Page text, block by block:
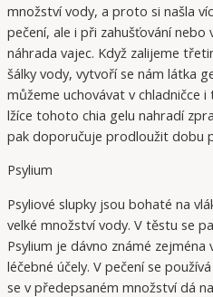
množství vody, a proto si našla
pečení, ale i při zahušťování
náhrada vajec. Když zalijeme
šálky vody, vytvoří se nám látka
můžeme uchovávat v chladničce
lžíce tohoto chia gelu nahradí
pak doporučuje prodloužit dobu
Psylium
Psyliové slupky jsou bohaté na
velké množství vody. V těstu se
Psylium je dávno známé zejména
léčebné účely. V pečení se
se v předepsaném množství dá